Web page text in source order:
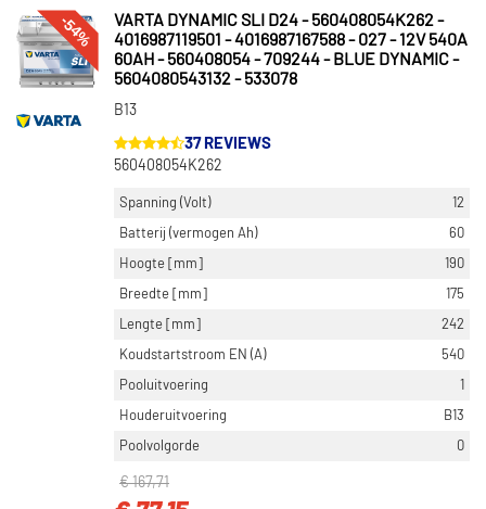
-54%
VARTA DYNAMIC SLI D24 - 560408054K262 -
4016987119501 - 4016987167588 - 027 - 12V 540A
60AH - 560408054 - 709244 - BLUE DYNAMIC -
5604080543132 - 533078
B13
37 REVIEWS
560408054K262
Spanning (Volt)
12
Batterij (vermogen Ah)
60
Hoogte [mm]
190
Breedte [mm]
175
Lengte [mm]
242
Koudstartstroom EN (A)
540
Pooluitvoering
1
Houderuitvoering
B13
Poolvolgorde
0
€ 167,71